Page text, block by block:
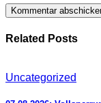
Related Posts
Uncategorized